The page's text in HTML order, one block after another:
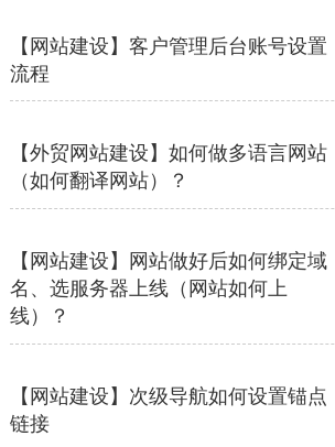
【网站建设】客户管理后台账号设置
流程
【外贸网站建设】如何做多语言网站
（如何翻译网站）？
【网站建设】网站做好后如何绑定域
名、选服务器上线（网站如何上
线）？
【网站建设】次级导航如何设置锚点
链接